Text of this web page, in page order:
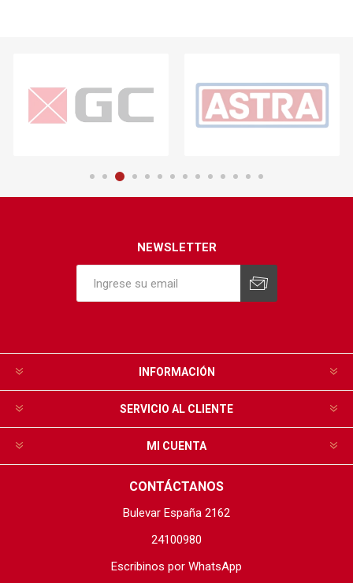
NEWSLETTER
INFORMACIÓN
SERVICIO AL CLIENTE
MI CUENTA
CONTÁCTANOS
Bulevar España 2162
24100980
Escribinos por WhatsApp